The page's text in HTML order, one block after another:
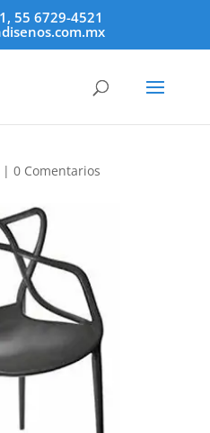
55 6729-4521
0 Comentarios